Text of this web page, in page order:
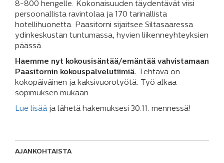
8-800 hengelle. Kokonaisuuden täydentävät viisi
persoonallista ravintolaa ja 170 tarinallista
hotellihuonetta. Paasitorni sijaitsee Siltasaaressa
ydinkeskustan tuntumassa, hyvien liikenneyhteyksien
päässä.
Haemme nyt kokousisäntää/emäntää vahvistamaan
Paasitornin kokouspalvelutiimiä. Tehtävä on
kokopäiväinen ja kaksivuorotyötä. Työ alkaa
sopimuksen mukaan.
Lue lisää ja lähetä hakemuksesi 30.11. mennessä!
AJANKOHTAISTA